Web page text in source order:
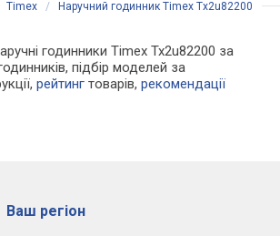
Timex / Наручний годинник Timex Tx2u82200
годинники Timex Tx2u82200 за
підбір моделей за
рейтинг товарів,рекомендації
Ваш регіон